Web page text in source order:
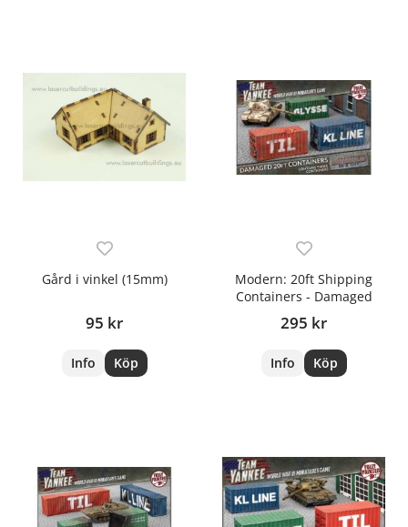
Gård i vinkel (15mm)
95 kr
Info Köp
Modern: 20ft Shipping
Containers - Damaged
295 kr
Info Köp